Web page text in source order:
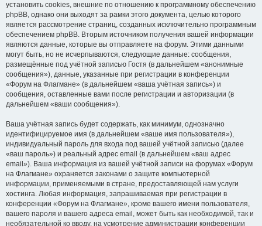
установить cookies, внешние по отношению к программному обеспечению
phpBB, однако они выходят за рамки этого документа, целью которого
является рассмотрение страниц, созданных исключительно программным
обеспечением phpBB. Вторым источником получения вашей информации
являются данные, которые вы отправляете на форум. Этими данными
могут быть, но не исчерпываются, следующие данные: сообщения,
размещённые под учётной записью Гостя (в дальнейшем «анонимные
сообщения»), данные, указанные при регистрации в конференции
«Форум на Флагмане» (в дальнейшем «ваша учётная запись») и
сообщения, оставленные вами после регистрации и авторизации (в
дальнейшем «ваши сообщения»).
Ваша учётная запись будет содержать, как минимум, однозначно
идентифицируемое имя (в дальнейшем «ваше имя пользователя»),
индивидуальный пароль для входа под вашей учётной записью (далее
«ваш пароль») и реальный адрес email (в дальнейшем «ваш адрес
email»). Ваша информация из вашей учётной записи на форумах «Форум
на Флагмане» охраняется законами о защите компьютерной
информации, применяемыми в стране, предоставляющей нам услуги
хостинга. Любая информация, запрашиваемая при регистрации в
конференции «Форум на Флагмане», кроме вашего имени пользователя,
вашего пароля и вашего адреса email, может быть как необходимой, так и
необязательной ко вводу, на усмотрение администрации конференции